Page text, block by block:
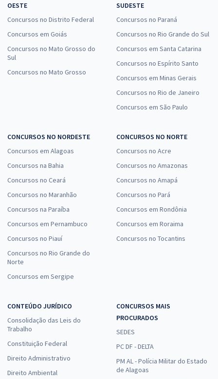
OESTE
Concursos no Distrito Federal
Concursos em Goiás
Concursos no Mato Grosso do
Sul
Concursos no Mato Grosso
SUDESTE
Concursos no Paraná
Concursos no Rio Grande do Sul
Concursos em Santa Catarina
Concursos no Espírito Santo
Concursos em Minas Gerais
Concursos no Rio de Janeiro
Concursos em São Paulo
CONCURSOS NO NORDESTE
Concursos em Alagoas
Concursos na Bahia
Concursos no Ceará
Concursos no Maranhão
Concursos na Paraíba
Concursos em Pernambuco
Concursos no Piauí
Concursos no Rio Grande do
Norte
Concursos em Sergipe
CONCURSOS NO NORTE
Concursos no Acre
Concursos no Amazonas
Concursos no Amapá
Concursos no Pará
Concursos em Rondônia
Concursos em Roraima
Concursos no Tocantins
CONTEÚDO JURÍDICO
Consolidação das Leis do
Trabalho
Constituição Federal
Direito Administrativo
Direito Ambiental
CONCURSOS MAIS
PROCURADOS
SEDES
PC DF - DELTA
PM AL - Polícia Militar do Estado
de Alagoas